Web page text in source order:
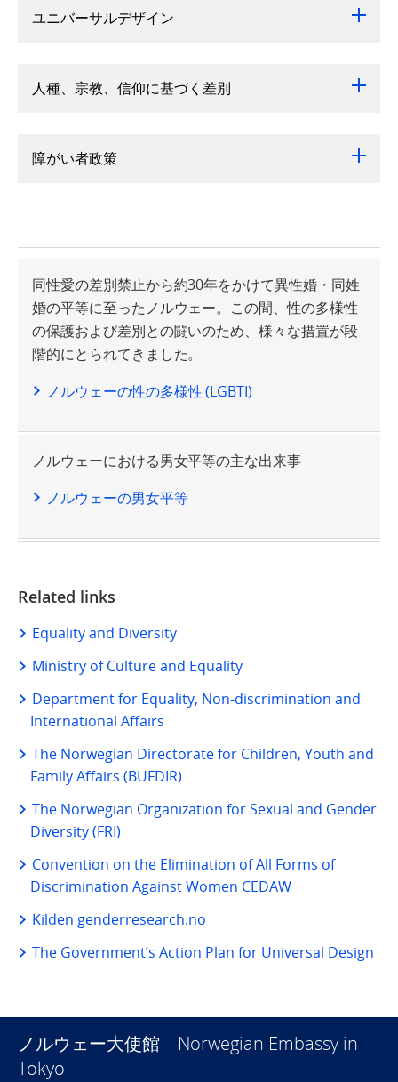
ユニバーサルデザイン
人種、宗教、信仰に基づく差別
障がい者政策
同性愛の差別禁止から約30年をかけて異性婚・同姓
婚の平等に至ったノルウェー。この間、性の多様性
の保護および差別との闘いのため、様々な措置が段
階的にとられてきました。
ノルウェーの性の多様性 (LGBTI)
ノルウェーにおける男女平等の主な出来事
ノルウェーの男女平等
Related links
Equality and Diversity
Ministry of Culture and Equality
Department for Equality, Non-discrimination and
International Affairs
The Norwegian Directorate for Children, Youth and
Family Affairs (BUFDIR)
The Norwegian Organization for Sexual and Gender
Diversity (FRI)
Convention on the Elimination of All Forms of
Discrimination Against Women CEDAW
Kilden genderresearch.no
The Government’s Action Plan for Universal Design
ノルウェー大使館 Norwegian Embassy in
Tokyo